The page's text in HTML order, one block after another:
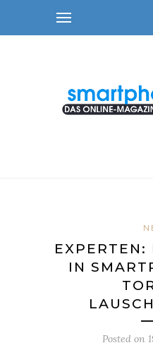
EXPERTEN:
IN
Posted on